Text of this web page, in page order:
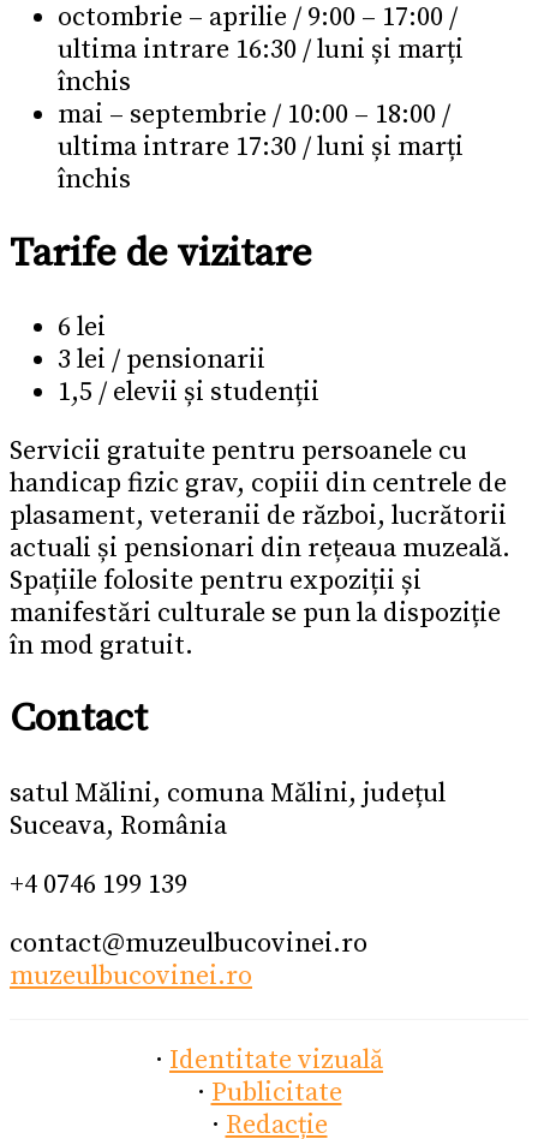
octombrie – aprilie / 9:00 – 17:00 /
ultima intrare 16:30 / luni și marți
închis
mai – septembrie / 10:00 – 18:00 /
ultima intrare 17:30 / luni și marți
închis
Tarife de vizitare
6 lei
3 lei / pensionarii
1,5 / elevii și studenții
Servicii gratuite pentru persoanele cu
handicap fizic grav, copiii din centrele de
plasament, veteranii de război, lucrătorii
actuali și pensionari din rețeaua muzeală.
Spațiile folosite pentru expoziții și
manifestări culturale se pun la dispoziție
în mod gratuit.
Contact
satul Mălini, comuna Mălini, județul
Suceava, România
+4 0746 199 139
contact@muzeulbucovinei.ro
muzeulbucovinei.ro
· Identitate vizuală
· Publicitate
· Redacție